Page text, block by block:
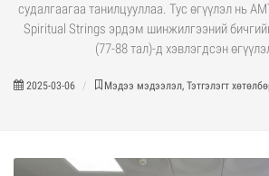
судалгаагаа танилцууллаа. Тус өгүүлэл нь
Spiritual Strings эрдэм шинжилгээний
(77-88 тал)-д хэвлэгдсэн
2025-03-06 Мэдээ мэдээлэл, Тэтгэлэгт